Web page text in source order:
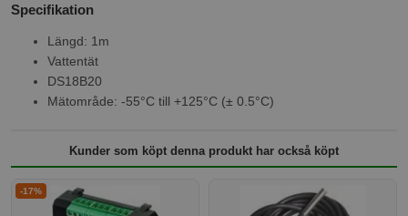
Specifikation
Längd: 1m
Vattentät
DS18B20
Mätområde: -55°C till +125°C (± 0.5°C)
Kunder som köpt denna produkt har också köpt
-17%